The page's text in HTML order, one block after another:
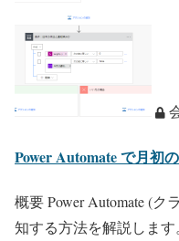
Power Automate で月初
概要 Power Automate (
知する方法を解説しま